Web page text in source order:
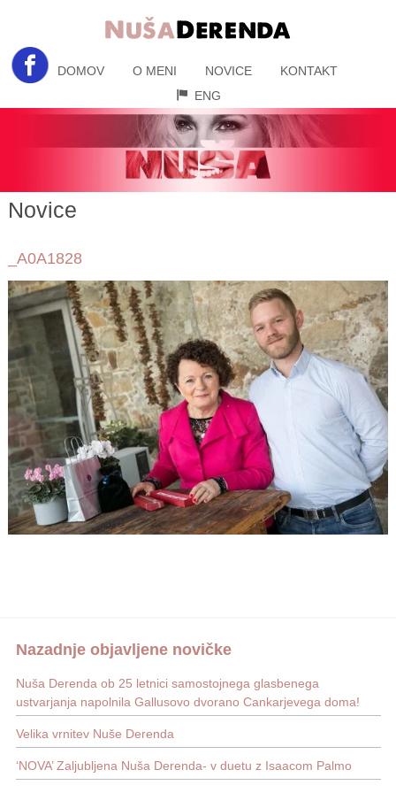
DOMOV O MENI NOVICE
KONTAKT
ENG
Novice
_A0A1828
Nazadnje objavljene novičke
Nuša Derenda ob 25 letnici samostojnega glasbenega
ustvarjanja napolnila Gallusovo dvorano Cankarjevega doma!
Velika vrnitev Nuše Derenda
‘NOVA’ Zaljubljena Nuša Derenda- v duetu z Isaacom Palmo